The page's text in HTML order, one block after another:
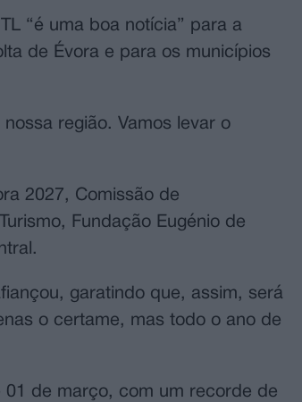
“é uma boa notícia” para a
de Évora e para os municípios
região. Vamos levar o
2027, Comissão de
Fundação Eugénio de
garatindo que, assim, será
o certame, mas todo o ano de
01 de março, com um recorde de